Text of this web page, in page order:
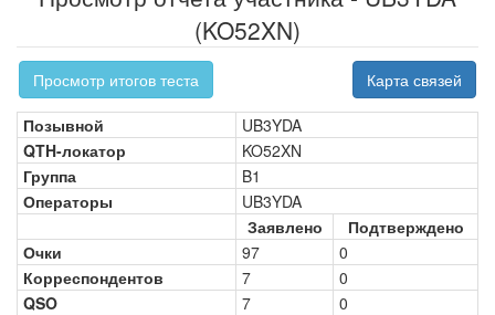
(KO52XN)
Просмотр итогов теста Карта связей
Позывной
UB3YDA
QTH-локатор
KO52XN
Группа
B1
Операторы
UB3YDA
Заявлено
Подтверждено
Очки
97
0
Корреспондентов
7
0
QSO
7
0